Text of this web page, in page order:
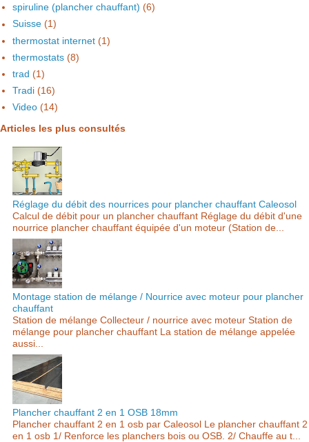
spiruline (plancher chauffant) (6)
Suisse (1)
thermostat internet (1)
thermostats (8)
trad (1)
Tradi (16)
Video (14)
Articles les plus consultés
Réglage du débit des nourrices pour plancher chauffant Caleosol
Calcul de débit pour un plancher chauffant Réglage du débit d'une
nourrice plancher chauffant équipée d'un moteur (Station de...
Montage station de mélange / Nourrice avec moteur pour plancher
chauffant
Station de mélange Collecteur / nourrice avec moteur Station de
mélange pour plancher chauffant La station de mélange appelée
aussi...
Plancher chauffant 2 en 1 OSB 18mm
Plancher chauffant 2 en 1 osb par Caleosol Le plancher chauffant 2
en 1 osb 1/ Renforce les planchers bois ou OSB. 2/ Chauffe au t...